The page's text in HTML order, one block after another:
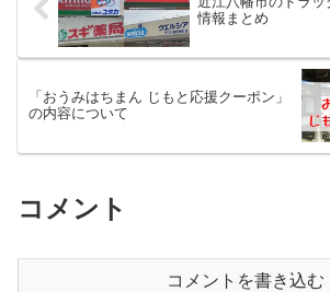
情報まとめ
「おうみはちまん じもと応援クーポン」
の内容について
コメント
コメントを書き込む